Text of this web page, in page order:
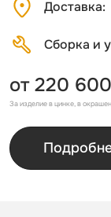
Доставка
Сборка и
от 220
За изделие в цинке, в